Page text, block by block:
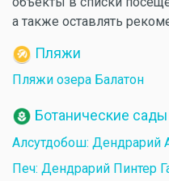
а также оставлять
Пляжи
Пляжи озера Балатон
Ботанические сады
Алсутдобош: Дендрарий
Печ: Дендрарий Пинтер